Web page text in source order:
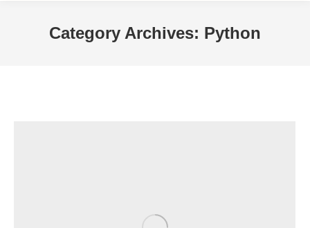
Category Archives: Python